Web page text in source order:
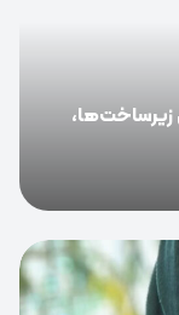
زیرساخت‌ها،